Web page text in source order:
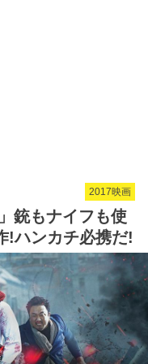
2017映画
銃もナイフも使
!ハンカチ必携だ!